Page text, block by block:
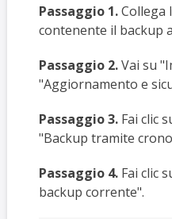
Passaggio 1.Collega
contenente il backup
Passaggio 2.Vai su
"Aggiornamento e
Passaggio 3.Fai clic
"Backup tramite
Passaggio 4.Fai clic
backup corrente".